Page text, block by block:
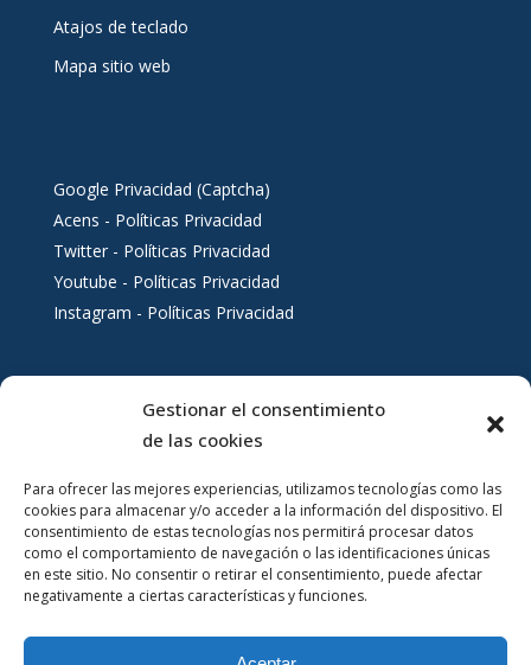
Gestionar el consentimiento
de las cookies
Para ofrecer las mejores experiencias, utilizamos tecnologías como las
cookies para almacenar y/o acceder a la información del dispositivo. El
consentimiento de estas tecnologías nos permitirá procesar datos
como el comportamiento de navegación o las identificaciones únicas
en este sitio. No consentir o retirar el consentimiento, puede afectar
negativamente a ciertas características y funciones.
Atajos de teclado
Mapa sitio web
Google Privacidad (Captcha)
Acens - Políticas Privacidad
Twitter - Políticas Privacidad
Youtube - Políticas Privacidad
Instagram - Políticas Privacidad
Servicios al ciudadano